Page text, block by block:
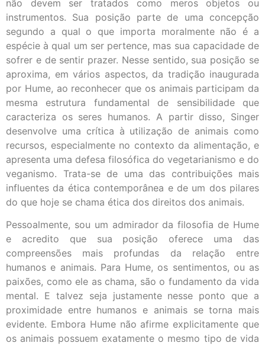
não devem ser tratados como meros objetos ou
instrumentos. Sua posição parte de uma concepção
segundo a qual o que importa moralmente não é a
espécie à qual um ser pertence, mas sua capacidade de
sofrer e de sentir prazer. Nesse sentido, sua posição se
aproxima, em vários aspectos, da tradição inaugurada
por Hume, ao reconhecer que os animais participam da
mesma estrutura fundamental de sensibilidade que
caracteriza os seres humanos. A partir disso, Singer
desenvolve uma crítica à utilização de animais como
recursos, especialmente no contexto da alimentação, e
apresenta uma defesa filosófica do vegetarianismo e do
veganismo. Trata-se de uma das contribuições mais
influentes da ética contemporânea e de um dos pilares
do que hoje se chama ética dos direitos dos animais.
Pessoalmente, sou um admirador da filosofia de Hume
e acredito que sua posição oferece uma das
compreensões mais profundas da relação entre
humanos e animais. Para Hume, os sentimentos, ou as
paixões, como ele as chama, são o fundamento da vida
mental. E talvez seja justamente nesse ponto que a
proximidade entre humanos e animais se torna mais
evidente. Embora Hume não afirme explicitamente que
os animais possuem exatamente o mesmo tipo de vida